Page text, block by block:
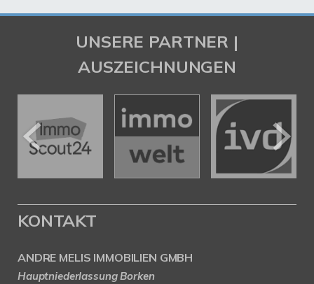
UNSERE PARTNER |
AUSZEICHNUNGEN
KONTAKT
ANDRE MELIS IMMOBILIEN GMBH
Hauptniederlassung Borken